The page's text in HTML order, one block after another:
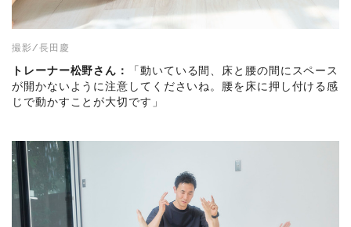
撮影/長田慶
トレーナー松野さん：
「動いている間、床と腰の間にスペース
が開かないように注意してくださいね。腰を床に押し付ける感
じで動かすことが大切です」